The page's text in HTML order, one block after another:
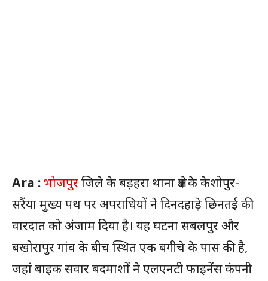
Ara :भोजपुरजिले के बड़हरा थाना क्षेत्र के केशोपुर-
सरैंया मुख्य पथ पर अपराधियों ने दिनदहाड़े छिनतई की
वारदात को अंजाम दिया है। यह घटना सबलपुर और
बखोरापुर गांव के बीच स्थित एक बगीचे के पास की है,
जहां बाइक सवार बदमाशों ने एलएनटी फाइनेंस कंपनी